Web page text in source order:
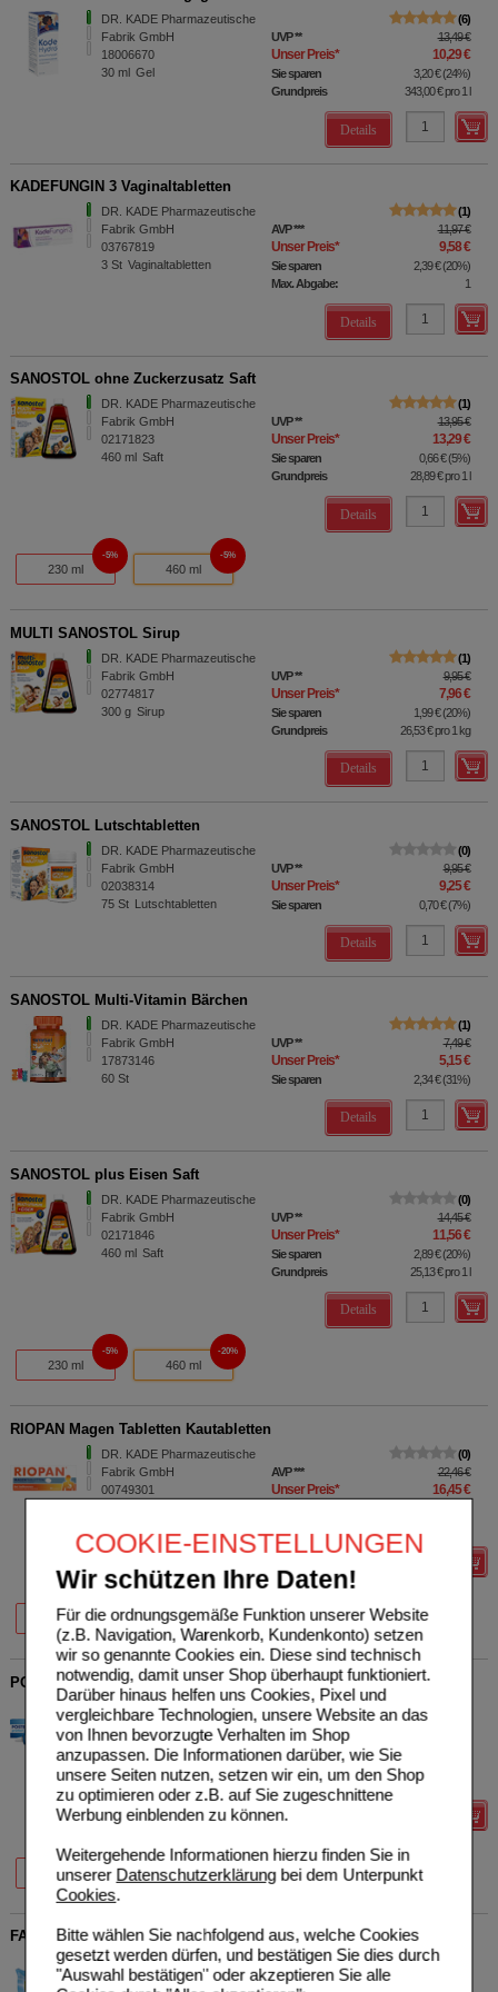
COOKIE-EINSTELLUNGEN
Wir schützen Ihre Daten!
Für die ordnungsgemäße Funktion unserer Website
(z.B. Navigation, Warenkorb, Kundenkonto) setzen
wir so genannte Cookies ein. Diese sind technisch
notwendig, damit unser Shop überhaupt funktioniert.
Darüber hinaus helfen uns Cookies, Pixel und
vergleichbare Technologien, unsere Website an das
von Ihnen bevorzugte Verhalten im Shop
anzupassen. Die Informationen darüber, wie Sie
unsere Seiten nutzen, setzen wir ein, um den Shop
zu optimieren oder z.B. auf Sie zugeschnittene
Werbung einblenden zu können.
Weitergehende Informationen hierzu finden Sie in
unserer Datenschutzerklärungbei dem Unterpunkt
Cookies.
Bitte wählen Sie nachfolgend aus, welche Cookies
gesetzt werden dürfen, und bestätigen Sie dies durch
"Auswahl bestätigen" oder akzeptieren Sie alle
DR. KADE Pharmazeutische
Fabrik GmbH
18006670
30 ml Gel
6
UVP** 13,49 €
Unser Preis* 10,29 €
Sie sparen 3,20 €(24%)
Grundpreis
343,00 €pro 1 l
Details
KADEFUNGIN 3 Vaginaltabletten
DR. KADE Pharmazeutische
Fabrik GmbH
03767819
3 St Vaginaltabletten
1
AVP*** 11,97 €
Unser Preis* 9,58 €
Sie sparen 2,39 €(20%)
Max. Abgabe:
1
Details
SANOSTOL ohne Zuckerzusatz Saft
DR. KADE Pharmazeutische
Fabrik GmbH
02171823
460 ml Saft
1
UVP** 13,95 €
Unser Preis* 13,29 €
Sie sparen 0,66 €(5%)
Grundpreis
28,89 €pro 1 l
Details
230 ml
5%
460 ml
5%
MULTI SANOSTOL Sirup
DR. KADE Pharmazeutische
Fabrik GmbH
02774817
300 g Sirup
1
UVP** 9,95 €
Unser Preis* 7,96 €
Sie sparen 1,99 €(20%)
Grundpreis
26,53 €pro 1 kg
Details
SANOSTOL Lutschtabletten
DR. KADE Pharmazeutische
Fabrik GmbH
02038314
75 St Lutschtabletten
0
UVP** 9,95 €
Unser Preis* 9,25 €
Sie sparen 0,70 €(7%)
Details
SANOSTOL Multi-Vitamin Bärchen
DR. KADE Pharmazeutische
Fabrik GmbH
17873146
60 St
1
UVP** 7,49 €
Unser Preis* 5,15 €
Sie sparen 2,34 €(31%)
Details
SANOSTOL plus Eisen Saft
DR. KADE Pharmazeutische
Fabrik GmbH
02171846
460 ml Saft
0
UVP** 14,45 €
Unser Preis* 11,56 €
Sie sparen 2,89 €(20%)
Grundpreis
25,13 €pro 1 l
Details
230 ml
5%
460 ml
20%
RIOPAN Magen Tabletten Kautabletten
DR. KADE Pharmazeutische
Fabrik GmbH
00749301
0
AVP*** 22,46 €
Unser Preis* 16,45 €
20 St 50 St 100 St
POSTERISAN protect Salbe
DR. KADE Pharmazeutische
Fabrik GmbH
06493972
100g Salbe
UVP**
Unser Preis*
Sie sparen
Grundpreis
255,50 €
25 g
26%
50 g
30%
100 g
29%
FAKTUCLEAN Tücher
DR. KADE Pharmazeutische
Fabrik GmbH
UVP**